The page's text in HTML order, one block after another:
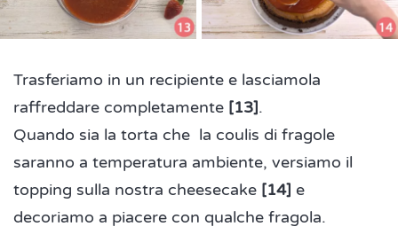
Trasferiamo in un recipiente e lasciamola
raffreddare completamente [13].
Quando sia la torta che la coulis di fragole
saranno a temperatura ambiente, versiamo il
topping sulla nostra cheesecake [14] e
decoriamo a piacere con qualche fragola.